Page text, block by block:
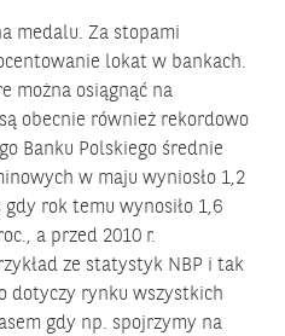
medalu. Za stopami
lokat w bankach.
można osiągnąć na
obecnie również rekordowo
Banku Polskiego średnie
w maju wyniosło 1,2
rok temu wynosiło 1,6
a przed 2010 r.
ze statystyk NBP i tak
dotyczy rynku wszystkich
gdy np. spojrzymy na